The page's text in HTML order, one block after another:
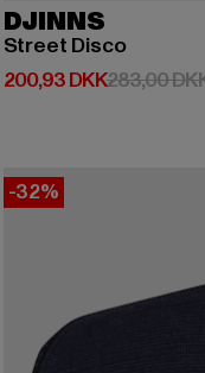
DJINNS
Street Disco
200,93 DKK
Nuværende pris: 200,93
283,00
-32%